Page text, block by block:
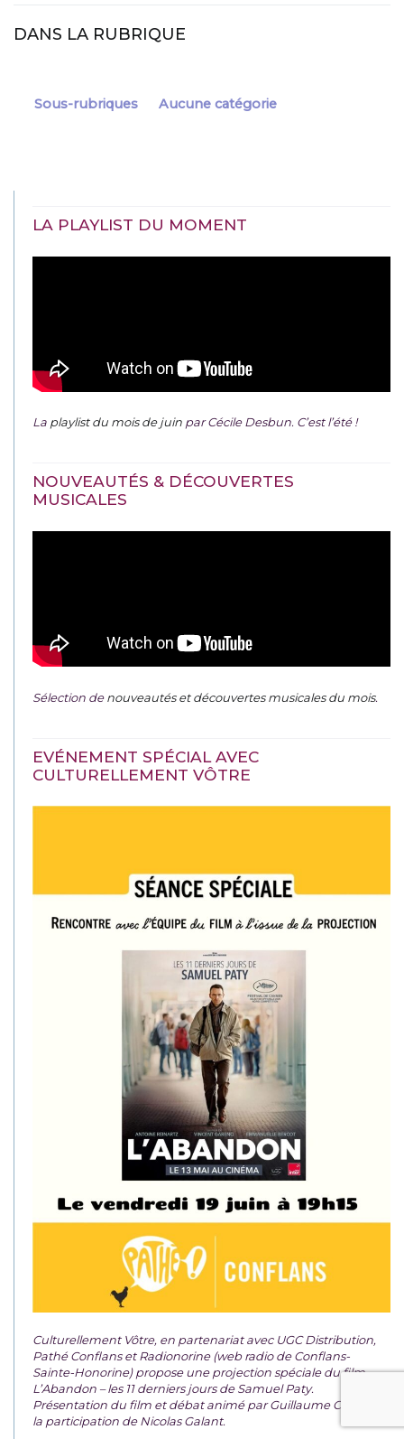
DANS LA RUBRIQUE
Sous-rubriques Aucune catégorie
LA PLAYLIST DU MOMENT
La playlist du mois de juin par Cécile Desbun. C’est l’été !
NOUVEAUTÉS & DÉCOUVERTES
MUSICALES
Sélection denouveautés et découvertes musicales du mois.
EVÉNEMENT SPÉCIAL AVEC
CULTURELLEMENT VÔTRE
Culturellement Vôtre, en partenariat avec UGC Distribution,
Pathé Conflans et Radionorine (web radio de Conflans-
Sainte-Honorine) propose une projection spéciale du film
L’Abandon – les 11 derniers jours de Samuel Paty.
Présentation du film et débat animé par Guillaume Creis avec
la participation de Nicolas Galant.